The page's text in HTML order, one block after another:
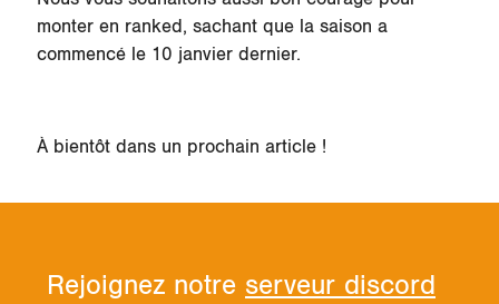
monter en ranked, sachant que la saison a
commencé le 10 janvier dernier.
À bientôt dans un prochain article !
Rejoignez notre serveur discord